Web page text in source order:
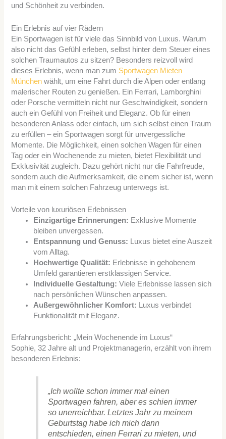
und Schönheit zu verbinden.
Ein Erlebnis auf vier Rädern
Ein Sportwagen ist für viele das Sinnbild von Luxus. Warum
also nicht das Gefühl erleben, selbst hinter dem Steuer eines
solchen Traumautos zu sitzen? Besonders reizvoll wird
dieses Erlebnis, wenn man zum Sportwagen Mieten
München wählt, um eine Fahrt durch die Alpen oder entlang
malerischer Routen zu genießen. Ein Ferrari, Lamborghini
oder Porsche vermitteln nicht nur Geschwindigkeit, sondern
auch ein Gefühl von Freiheit und Eleganz. Ob für einen
besonderen Anlass oder einfach, um sich selbst einen Traum
zu erfüllen – ein Sportwagen sorgt für unvergessliche
Momente. Die Möglichkeit, einen solchen Wagen für einen
Tag oder ein Wochenende zu mieten, bietet Flexibilität und
Exklusivität zugleich. Dazu gehört nicht nur die Fahrfreude,
sondern auch die Aufmerksamkeit, die einem sicher ist, wenn
man mit einem solchen Fahrzeug unterwegs ist.
Vorteile von luxuriösen Erlebnissen
Einzigartige Erinnerungen: Exklusive Momente
bleiben unvergessen.
Entspannung und Genuss: Luxus bietet eine Auszeit
vom Alltag.
Hochwertige Qualität: Erlebnisse in gehobenem
Umfeld garantieren erstklassigen Service.
Individuelle Gestaltung: Viele Erlebnisse lassen sich
nach persönlichen Wünschen anpassen.
Außergewöhnlicher Komfort: Luxus verbindet
Funktionalität mit Eleganz.
Erfahrungsbericht: „Mein Wochenende im Luxus“
Sophie, 32 Jahre alt und Projektmanagerin, erzählt von ihrem
besonderen Erlebnis:
„Ich wollte schon immer mal einen
Sportwagen fahren, aber es schien immer
so unerreichbar. Letztes Jahr zu meinem
Geburtstag habe ich mich dann
entschieden, einen Ferrari zu mieten, und